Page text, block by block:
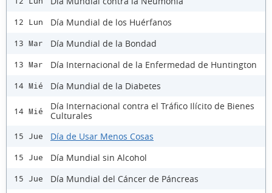
12 Lun Día Mundial de los Huérfanos
13 Mar Día Mundial de la Bondad
13 Mar Día Internacional de la Enfermedad de Huntington
14 Mié Día Mundial de la Diabetes
14 Mié
Día Internacional contra el Tráfico Ilícito de Bienes
Culturales
15 Jue Día de Usar Menos Cosas
15 Jue Día Mundial sin Alcohol
15 Jue Día Mundial del Cáncer de Páncreas